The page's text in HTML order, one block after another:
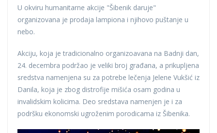
U okviru humanitarne akcije "Šibenik daruje"
organizovana je prodaja lampiona i njihovo puštanje u
nebo.
Akciju, koja je tradicionalno organizoavana na Badnji dan,
24. decembra podržao je veliki broj građana, a prikupljena
sredstva namenjena su za potrebe lečenja Jelene Vukšić iz
Danila, koja je zbog distrofije mišića osam godina u
invalidskim kolicima. Deo sredstava namenjen je i za
podršku ekonomski ugroženim porodicama iz Šibenika.